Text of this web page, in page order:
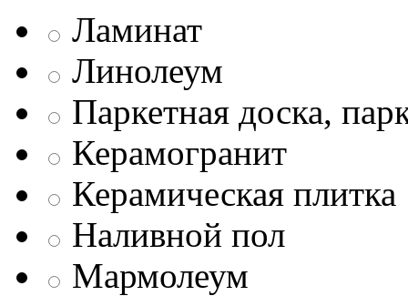
Ламинат
Линолеум
Паркетная доска,
Керамогранит
Керамическая плитка
Наливной пол
Мармолеум